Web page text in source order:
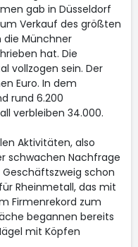
gab in Düsseldorf
Verkauf des größten
die Münchner
hat. Die
vollzogen sein. Der
Euro. In dem
rund 6.200
verbleiben 34.000.
Aktivitäten, also
schwachen Nachfrage
schon
Rheinmetall, das mit
Firmenrekord zum
begannen bereits
mit Köpfen